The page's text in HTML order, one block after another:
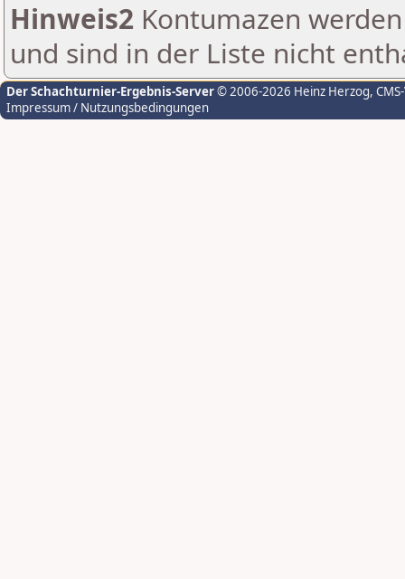
Hinweis2 Kontumazen
und sind in der Liste nicht
Der Schachturnier-Ergebnis-Server© 2006-2026 Heinz Herzog,
Impressum / Nutzungsbedingungen